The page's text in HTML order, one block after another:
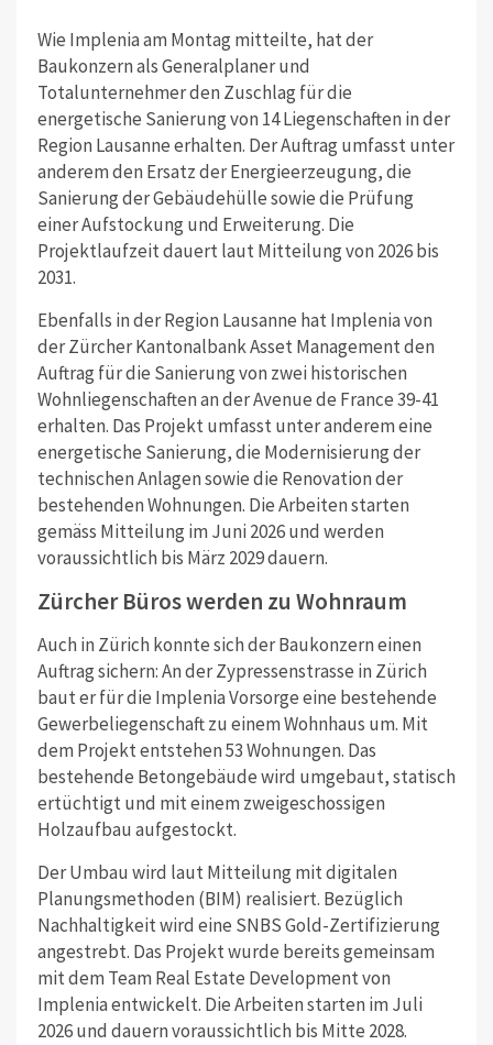
Wie Implenia am Montag mitteilte, hat der
Baukonzern als Generalplaner und
Totalunternehmer den Zuschlag für die
energetische Sanierung von 14 Liegenschaften in der
Region Lausanne erhalten. Der Auftrag umfasst unter
anderem den Ersatz der Energieerzeugung, die
Sanierung der Gebäudehülle sowie die Prüfung
einer Aufstockung und Erweiterung. Die
Projektlaufzeit dauert laut Mitteilung von 2026 bis
2031.
Ebenfalls in der Region Lausanne hat Implenia von
der Zürcher Kantonalbank Asset Management den
Auftrag für die Sanierung von zwei historischen
Wohnliegenschaften an der Avenue de France 39-41
erhalten. Das Projekt umfasst unter anderem eine
energetische Sanierung, die Modernisierung der
technischen Anlagen sowie die Renovation der
bestehenden Wohnungen. Die Arbeiten starten
gemäss Mitteilung im Juni 2026 und werden
voraussichtlich bis März 2029 dauern.
Zürcher Büros werden zu Wohnraum
Auch in Zürich konnte sich der Baukonzern einen
Auftrag sichern: An der Zypressenstrasse in Zürich
baut er für die Implenia Vorsorge eine bestehende
Gewerbeliegenschaft zu einem Wohnhaus um. Mit
dem Projekt entstehen 53 Wohnungen. Das
bestehende Betongebäude wird umgebaut, statisch
ertüchtigt und mit einem zweigeschossigen
Holzaufbau aufgestockt.
Der Umbau wird laut Mitteilung mit digitalen
Planungsmethoden (BIM) realisiert. Bezüglich
Nachhaltigkeit wird eine SNBS Gold-Zertifizierung
angestrebt. Das Projekt wurde bereits gemeinsam
mit dem Team Real Estate Development von
Implenia entwickelt. Die Arbeiten starten im Juli
2026 und dauern voraussichtlich bis Mitte 2028.